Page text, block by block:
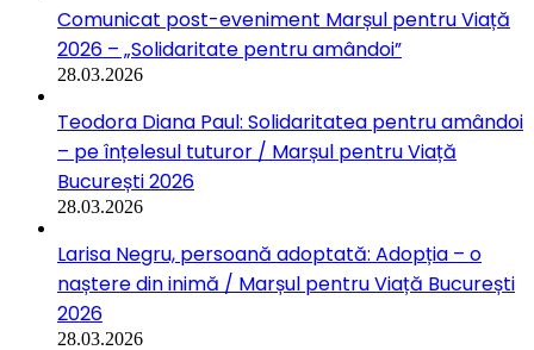
Comunicat post-eveniment Marșul pentru Viață
2026 – „Solidaritate pentru amândoi”
28.03.2026
Teodora Diana Paul: Solidaritatea pentru amândoi
– pe înțelesul tuturor / Marșul pentru Viață
București 2026
28.03.2026
Larisa Negru, persoană adoptată: Adopția – o
naștere din inimă / Marșul pentru Viață București
2026
28.03.2026